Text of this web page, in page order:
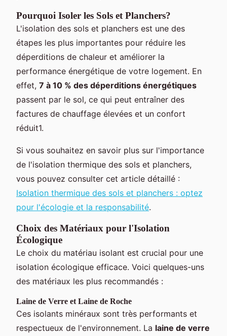
Pourquoi Isoler les Sols et Planchers?
L'isolation des sols et planchers est une des
étapes les plus importantes pour réduire les
déperditions de chaleur et améliorer la
performance énergétique de votre logement. En
effet, 7 à 10 % des déperditions énergétiques
passent par le sol, ce qui peut entraîner des
factures de chauffage élevées et un confort
réduit1.
Si vous souhaitez en savoir plus sur l'importance
de l'isolation thermique des sols et planchers,
vous pouvez consulter cet article détaillé :
Isolation thermique des sols et planchers : optez
pour l'écologie et la responsabilité.
Choix des Matériaux pour l'Isolation
Écologique
Le choix du matériau isolant est crucial pour une
isolation écologique efficace. Voici quelques-uns
des matériaux les plus recommandés :
Laine de Verre et Laine de Roche
Ces isolants minéraux sont très performants et
respectueux de l'environnement. La laine de verre